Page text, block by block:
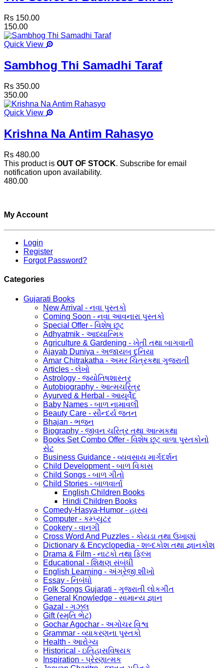
Rs 150.00
150.00
Quick View
Sambhog Thi Samadhi Taraf
Rs 350.00
350.00
Quick View
Krishna Na Antim Rahasyo
Rs 480.00
This product is OUT OF STOCK. Subscribe for email
notification upon availability.
480.00
My Account
Login
Register
Forgot Password?
Categories
Gujarati Books
New Arrival - નવા પુસ્તકો
Coming Soon - નવા આવનારા પુસ્તકો
Special Offer - વિશેષ છૂટ
Adhyatmik - આધ્યાત્મિક
Agriculture & Gardening - ખેતી તથા બાગવાની
Ajayab Duniya - અજાયબ દુનિયા
Amar Chitrakatha - અમર ચિત્રકથા ગુજરાતી
Articles - લેખો
Astrology - જ્યોતિષશાસ્ત્ર
Autobiography - આત્મચરિત્ર
Ayurved & Herbal - આયૂર્વેદ
Baby Names - બાળ નામાવલી
Beauty Care - સૌન્દર્ય જતન
Bhajan - ભજન
Biography - જીવન ચરિત્ર તથા આત્મકથા
Books Set Combo Offer - વિશેષ છૂટ વાળા પુસ્તકોનો
સેટ
Business Guidance - વ્યવસાય માર્ગદર્શન
Child Development - બાળ વિકાસ
Child Songs - બાળ ગીતો
Child Stories - બાળવાર્તા
English Children Books
Hindi Children Books
Comedy-Hasya-Humor - હાસ્ય
Computer - કમ્પ્યુટર
Cookery - વાનગી
Cross Word And Puzzles - કોયડા તથા ઉખાણાં
Dictionary & Encyclopedia - શબ્દકોશ તથા જ્ઞાનકોશ
Drama & Film - નાટકો તથા ફિલ્મ
Educational - શિક્ષણ સંબંધી
English Learning - અંગ્રેજી શીખો
Essay - નિબંધો
Folk Songs Gujarati - ગુજરાતી લોકગીત
General Knowledge - સામાન્ય જ્ઞાન
Gazal - ગઝલ
Gift (સ્મૃતિ ભેટ)
Gochar Agochar - અગોચર વિશ્વ
Grammar - વ્યાકરણના પુસ્તકો
Health - આરોગ્ય
Historical - ઇતિહાસવિષયક
Inspiration - પ્રેરણાત્મક